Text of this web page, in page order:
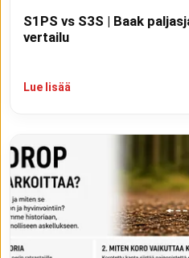
S1PS vs S3S | Baak
vertailu
Lue lisää